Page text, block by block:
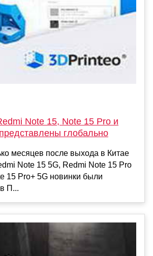
Note 15, Note 15 Pro и
глобально
месяцев после выхода в Китае
Note 15 5G, Redmi Note 15 Pro
15 Pro+ 5G новинки были
П...